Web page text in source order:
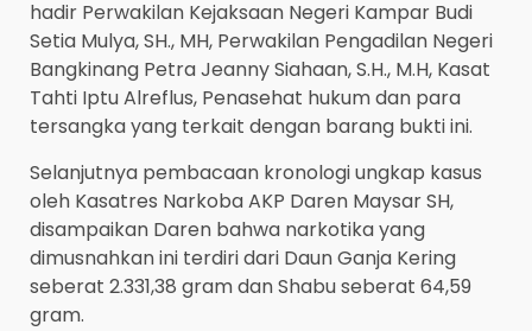
hadir Perwakilan Kejaksaan Negeri Kampar Budi
Setia Mulya, SH., MH, Perwakilan Pengadilan Negeri
Bangkinang Petra Jeanny Siahaan, S.H., M.H, Kasat
Tahti Iptu Alreflus, Penasehat hukum dan para
tersangka yang terkait dengan barang bukti ini.
Selanjutnya pembacaan kronologi ungkap kasus
oleh Kasatres Narkoba AKP Daren Maysar SH,
disampaikan Daren bahwa narkotika yang
dimusnahkan ini terdiri dari Daun Ganja Kering
seberat 2.331,38 gram dan Shabu seberat 64,59
gram.